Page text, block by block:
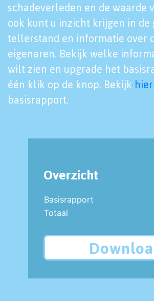
schadeverleden en de waarde
ook kunt u inzicht krijgen in de
tellerstand en informatie over
eigenaren. Bekijk welke
wilt zien en upgrade het
één klik op de knop. Bekijk hier
basisrapport.
Overzicht
Basisrapport
Totaal